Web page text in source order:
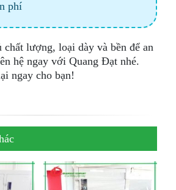
phí
chất lượng, loại dày và bền để an
hệ ngay với Quang Đạt nhé.
ngay cho bạn!